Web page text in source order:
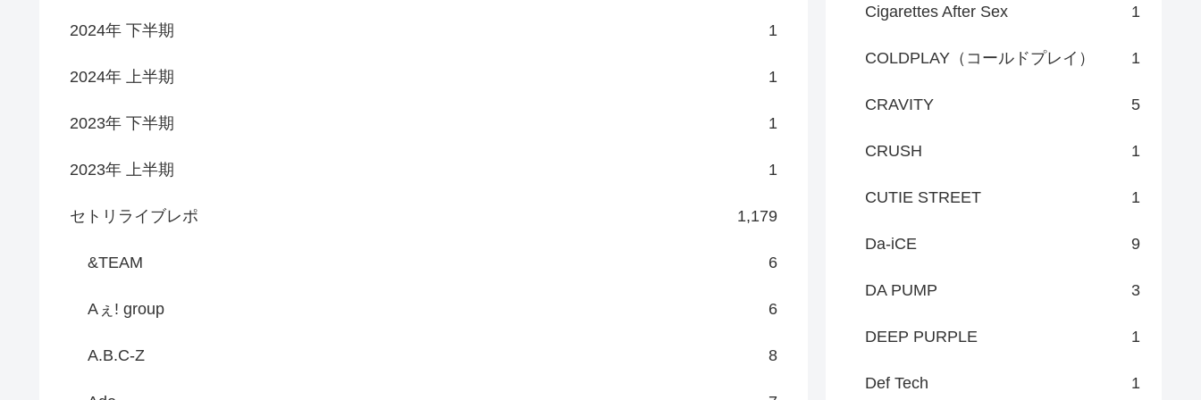
2024年 下半期 1
2024年 上半期 1
2023年 下半期 1
2023年 上半期 1
セトリライブレポ 1,179
&TEAM 6
Aぇ! group 6
A.B.C-Z 8
Cigarettes After Sex 1
COLDPLAY（コールドプレイ） 1
CRAVITY 5
CRUSH 1
CUTIE STREET 1
Da-iCE 9
DA PUMP 3
DEEP PURPLE 1
Def Tech 1